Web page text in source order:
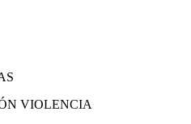
VIOLENCIA